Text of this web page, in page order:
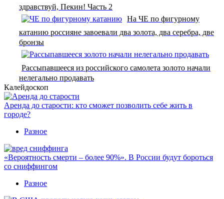
здравствуй, Пекин! Часть 2
На ЧЕ по фигурному
катанию россияне завоевали два золота, два серебра, две
бронзы
Рассыпавшееся из российского самолета золото начали
нелегально продавать
Калейдоскоп
Аренда до старости: кто сможет позволить себе жить в
городе?
Разное
«Вероятность смерти – более 90%». В России будут бороться
со сниффингом
Разное